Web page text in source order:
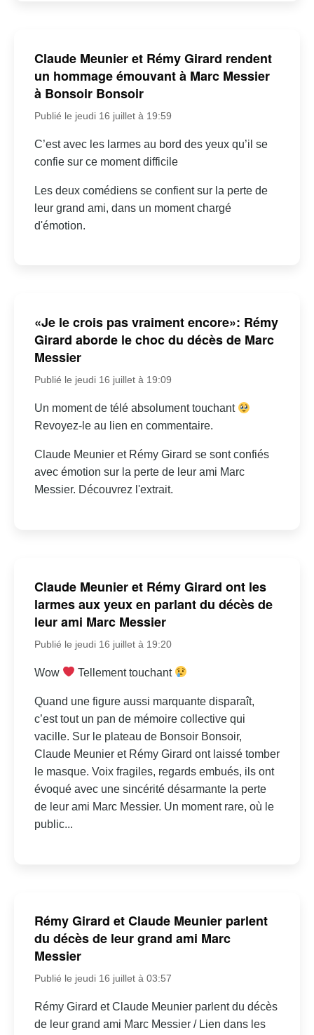
Claude Meunier et Rémy Girard rendent
un hommage émouvant à Marc Messier
à Bonsoir Bonsoir
Publié le jeudi 16 juillet à 19:59
C’est avec les larmes au bord des yeux qu’il se
confie sur ce moment difficile
Les deux comédiens se confient sur la perte de
leur grand ami, dans un moment chargé
d'émotion.
«Je le crois pas vraiment encore»: Rémy
Girard aborde le choc du décès de Marc
Messier
Publié le jeudi 16 juillet à 19:09
Un moment de télé absolument touchant
Revoyez-le au lien en commentaire.
Claude Meunier et Rémy Girard se sont confiés
avec émotion sur la perte de leur ami Marc
Messier. Découvrez l'extrait.
Claude Meunier et Rémy Girard ont les
larmes aux yeux en parlant du décès de
leur ami Marc Messier
Publié le jeudi 16 juillet à 19:20
Wow Tellement touchant
Quand une figure aussi marquante disparaît,
c’est tout un pan de mémoire collective qui
vacille. Sur le plateau de Bonsoir Bonsoir,
Claude Meunier et Rémy Girard ont laissé tomber
le masque. Voix fragiles, regards embués, ils ont
évoqué avec une sincérité désarmante la perte
de leur ami Marc Messier. Un moment rare, où le
public...
Rémy Girard et Claude Meunier parlent
du décès de leur grand ami Marc
Messier
Publié le jeudi 16 juillet à 03:57
Rémy Girard et Claude Meunier parlent du décès
de leur grand ami Marc Messier / Lien dans les